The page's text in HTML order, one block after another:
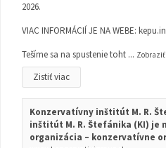
2026.
VIAC INFORMÁCIÍ JE NA WEBE:
Tešíme sa na spustenie toht ... Zobraziť
Zistiť viac
Konzervatívny inštitút M. R.
inštitút M. R. Štefánika (KI) je
organizácia – konzervatívne